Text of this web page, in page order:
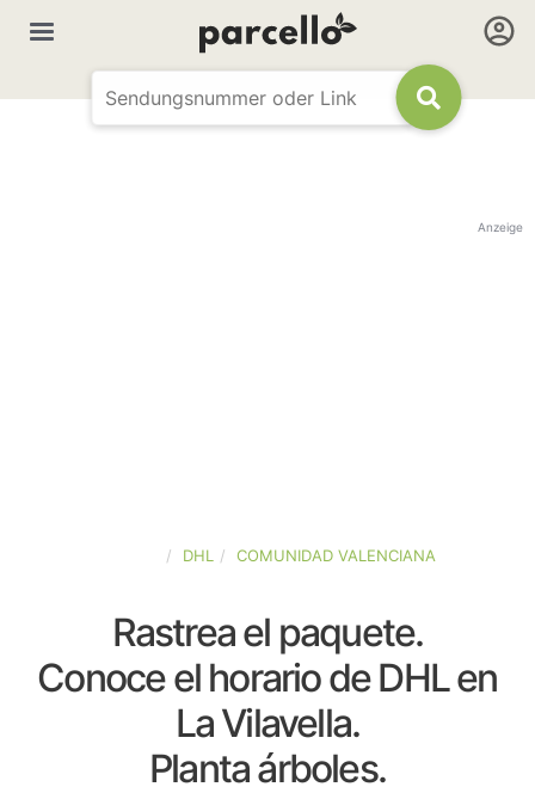
Anzeige
DHL COMUNIDAD VALENCIANA
Rastrea el paquete.
Conoce el horario de DHL en
La Vilavella.
Planta árboles.